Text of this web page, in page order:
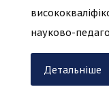
науково-
Детальніше